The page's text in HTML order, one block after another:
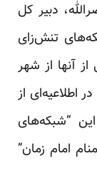
دبیر کل
تنش‌زای
آنها از شهر
اطلاعیه‌ای از
“شبکه‌های
امام زمان”